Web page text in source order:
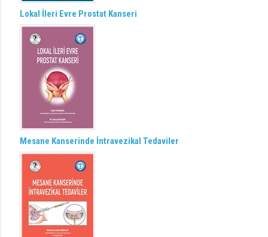
Lokal İleri Evre Prostat Kanseri
Mesane Kanserinde İntravezikal Tedaviler